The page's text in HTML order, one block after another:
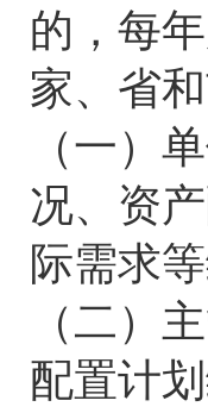
的，每
家、省
（一）
况、资
际需求
（二）
配置计